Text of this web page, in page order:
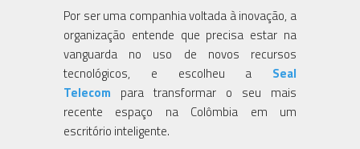
Por ser uma companhia voltada à inovação, a
organização entende que precisa estar na
vanguarda no uso de novos recursos
tecnológicos, e escolheu a Seal
Telecom para transformar o seu mais
recente espaço na Colômbia em um
escritório inteligente.